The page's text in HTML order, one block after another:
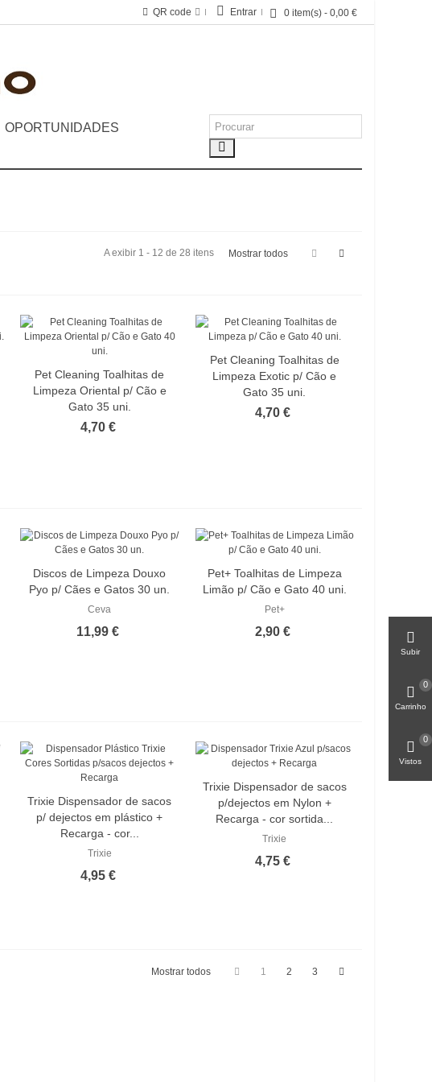
0 item(s) - 0,00 €
Entrar
QR code
OPORTUNIDADES
Mostrar todos
A exibir 1 - 12 de 28 itens
Pet Cleaning Toalhitas de
Limpeza Oriental p/ Cão e
Gato 35 uni.
4,70 €
Pet Cleaning Toalhitas de
Limpeza Exotic p/ Cão e
Gato 35 uni.
4,70 €
Discos de Limpeza Douxo
Pyo p/ Cães e Gatos 30 un.
Ceva
11,99 €
Pet+ Toalhitas de Limpeza
Limão p/ Cão e Gato 40 uni.
Pet+
2,90 €
Trixie Dispensador de sacos
p/ dejectos em plástico +
Recarga - cor...
Trixie
4,95 €
Trixie Dispensador de sacos
p/dejectos em Nylon +
Recarga - cor sortida...
Trixie
4,75 €
1 2 3
Mostrar todos
Subir
Carrinho
0
Vistos
0